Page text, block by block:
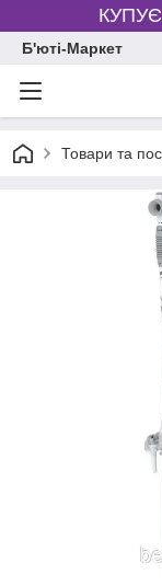
Б'юті-Маркет
Товари та